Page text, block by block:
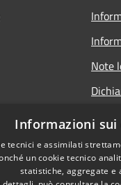
Note
Informazioni sui
tecnici e assimilati
un cookie tecnico
statistiche, aggregate e